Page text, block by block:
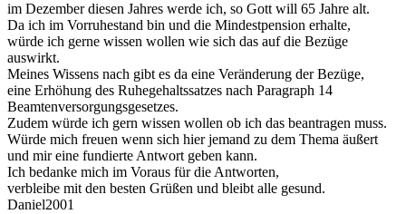
im Dezember diesen Jahres werde ich, so Gott will 65 Jahre alt.
Da ich im Vorruhestand bin und die Mindestpension erhalte,
würde ich gerne wissen wollen wie sich das auf die Bezüge
auswirkt.
Meines Wissens nach gibt es da eine Veränderung der Bezüge,
eine Erhöhung des Ruhegehaltssatzes nach Paragraph 14
Beamtenversorgungsgesetzes.
Zudem würde ich gern wissen wollen ob ich das beantragen muss.
Würde mich freuen wenn sich hier jemand zu dem Thema äußert
und mir eine fundierte Antwort geben kann.
Ich bedanke mich im Voraus für die Antworten,
verbleibe mit den besten Grüßen und bleibt alle gesund.
Daniel2001